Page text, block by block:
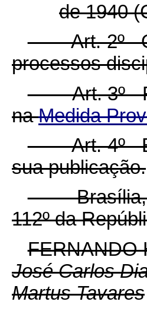
de 1940
Art. 2º O
processos
Art. 3º
naMedida
Art. 4º Esta
sua publicação.
Brasília, 13
112º da
FERNANDO
José Carlos
Martus Tavares